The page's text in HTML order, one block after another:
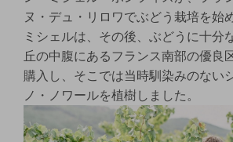
ヌ・デュ・リロワでぶどう栽培を始
ミシェルは、その後、ぶどうに十分
丘の中腹にあるフランス南部の優良
購入し、そこでは当時馴染みのない
ノ・ノワールを植樹しました。